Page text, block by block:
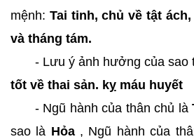
mệnh: Tai tinh, chủ về tật
và tháng tám.
- Lưu ý ảnh hưởng của sao
tốt về thai sản. kỵ máu huyết
- Ngũ hành của thân chủ là
sao là Hỏa, Ngũ hành của